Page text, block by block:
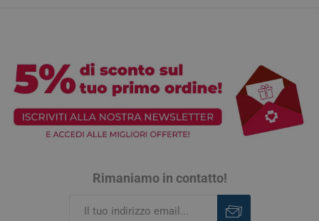
Rimaniamo in contatto!